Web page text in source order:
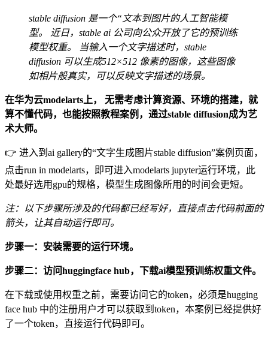
stable diffusion 是一个“文本到图片的人工智能模
型。 近日，stable ai 公司向公众开放了它的预训练
模型权重。 当输入一个文字描述时，stable
diffusion 可以生成512×512 像素的图像，这些图像
如相片般真实，可以反映文字描述的场景。
在华为云modelarts上，
无需考虑计算资源、环境的搭建，就
算不懂代码，也能按照教程案例，通过stable diffusion成为艺
术大师。
👉 进入到ai gallery的“文字生成图片stable diffusion”案例页面，
点击run in modelarts，即可进入modelarts jupyter运行环境，此
处最好选用gpu的规格，模型生成图像所用的时间会更短。
注：以下步骤所涉及的代码都已经写好，直接点击代码前面的
箭头，让其自动运行即可。
步骤一：安装需要的运行环境。
步骤二：访问huggingface hub，下载ai模型预训练权重文件。
在下载或使用权重之前，需要访问它的token，必须是hugging
face hub 中的注册用户才可以获取到token，本案例已经提供好
了一个token，直接运行代码即可。